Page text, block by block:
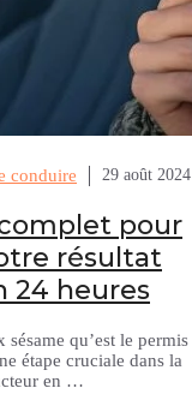
conduire 29 août 2024
pour
résultat
24 heures
qu’est le permis
étape cruciale dans la
en …